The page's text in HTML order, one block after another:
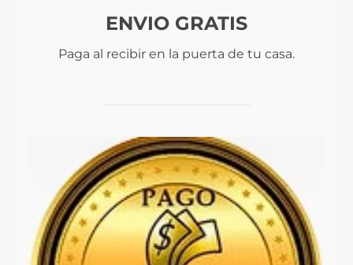
ENVIO GRATIS
Paga al recibir en la puerta de tu casa.